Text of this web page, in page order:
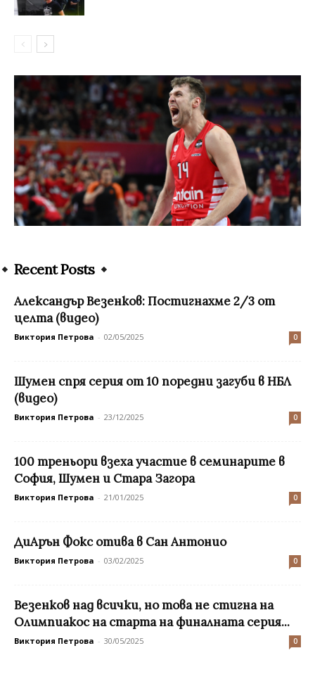
Recent Posts
Aлександър Везенков: Постигнахме 2/3 от
целта (видео)
Виктория Петрова - 02/05/2025 0
Шумен спря серия от 10 поредни загуби в НБЛ
(видео)
Виктория Петрова - 23/12/2025 0
100 треньори взеха участие в семинарите в
София, Шумен и Стара Загора
Виктория Петрова - 21/01/2025 0
ДиАрън Фокс отива в Сан Антонио
Виктория Петрова - 03/02/2025 0
Везенков над всички, но това не стигна на
Олимпиакос на старта на финалната серия...
Виктория Петрова - 30/05/2025 0